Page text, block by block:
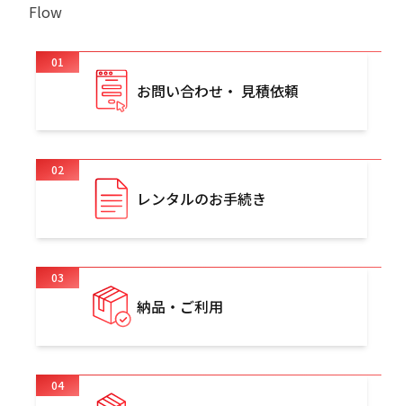
Flow
01
お問い合わせ・ 見積依頼
02
レンタルのお手続き
03
納品・ご利用
04